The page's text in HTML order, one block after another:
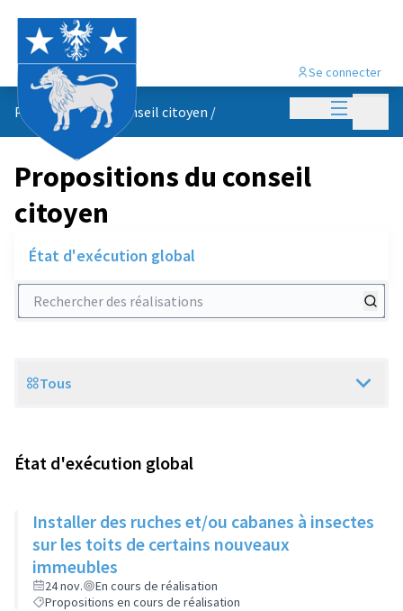
Menu
Se connecter
Propositions du conseil citoyen /
Propositions du conseil
citoyen
État d'exécution global
Rechercher des réalisations
Scope
Tous
État d'exécution global
Installer des ruches et/ou cabanes à insectes
sur les toits de certains nouveaux
immeubles
24 nov.
En cours de réalisation
Propositions en cours de réalisation